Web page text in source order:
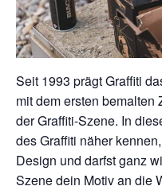
Seit 1993 prägt Graffiti
mit dem ersten
der Graffiti-Szene. In
des Graffiti näher
Design und darfst ganz
Szene dein Motiv an die